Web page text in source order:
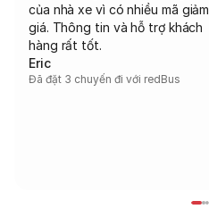
của nhà xe vì có nhiều mã giảm
giá. Thông tin và hỗ trợ khách
hàng rất tốt.
Eric
Đã đặt 3 chuyến đi với redBus